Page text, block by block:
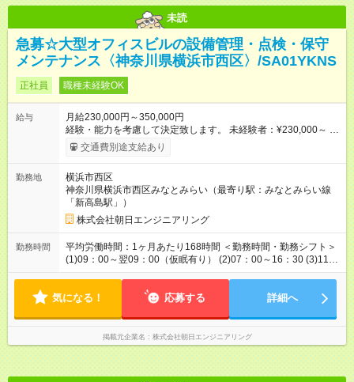
未読
急募☆大型オフィスビルの設備管理・点検・保守
メンテナンス〈神奈川県横浜市西区〉/SA01YKNS
正社員 職種未経験OK
給与
月給230,000円～350,000円
経験・能力を考慮して決定致します。 未経験者：¥230,000～ 経
験者・有資格者：￥250,000～※第二種電気工事士等 電験三種保
持：¥280,000～ 【試用期間】試用期間なし
交通費別途支給あり
勤務地
横浜市西区
神奈川県横浜市西区みなとみらい（最寄り駅：みなとみらい線
「新高島駅」）
株式会社朝日エンジニアリング
勤務時間
平均労働時間：1ヶ月あたり168時間 ＜勤務時間・勤務シフト＞
(1)09：00～翌09：00（仮眠有り） (2)07：00～16：30 (3)11：
00～20：00 ※上記でのシフトローテーション ※変形労働時間制
接時に詳しく説明致します 【休憩】 480分（仮眠5時間・休憩3
フト＞ (1)09：00～翌09：00（仮眠有り） (2)07：00～16：30
(3)11：00～20：00 ※上記でのシフトローテーション ※変形労
働時間制（月の総労働時間は171H以内※超過分は別途支払）な
気になる！ 応募する 詳細へ
掲載元企業名 株式会社朝日エンジニアリング